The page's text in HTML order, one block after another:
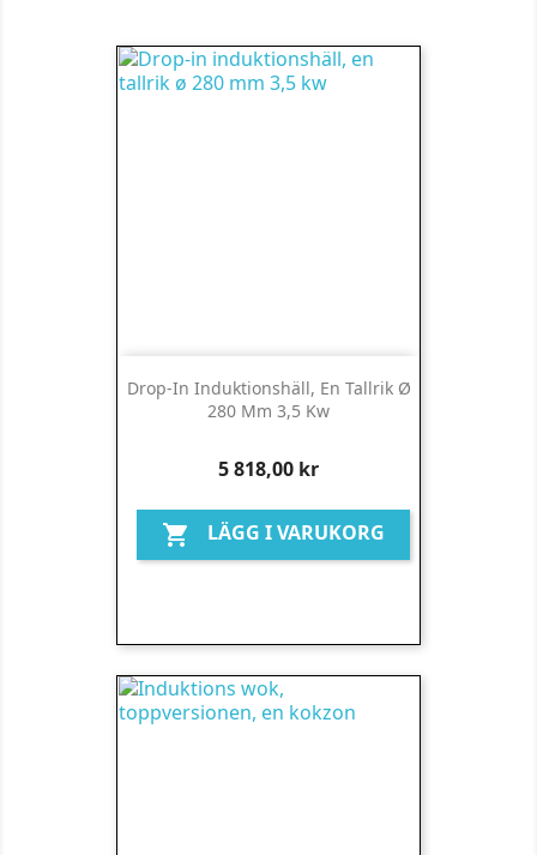
Drop-In Induktionshäll, En Tallrik Ø
280 Mm 3,5 Kw
Pris
5 818,00 kr
 LÄGG I VARUKORG